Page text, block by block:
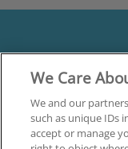
We Care
We and our
such as unique IDs
accept or manage